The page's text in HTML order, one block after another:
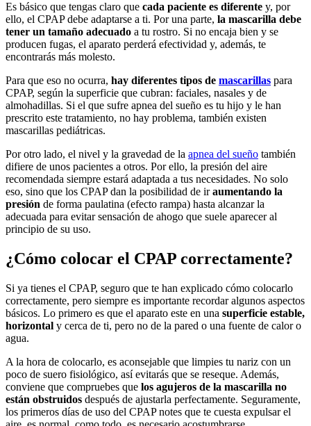
Es básico que tengas claro que cada paciente es diferente y, por
ello, el CPAP debe adaptarse a ti. Por una parte, la mascarilla debe
tener un tamaño adecuado a tu rostro. Si no encaja bien y se
producen fugas, el aparato perderá efectividad y, además, te
encontrarás más molesto.
Para que eso no ocurra, hay diferentes tipos de mascarillas para
CPAP, según la superficie que cubran: faciales, nasales y de
almohadillas. Si el que sufre apnea del sueño es tu hijo y le han
prescrito este tratamiento, no hay problema, también existen
mascarillas pediátricas.
Por otro lado, el nivel y la gravedad de la apnea del sueño también
difiere de unos pacientes a otros. Por ello, la presión del aire
recomendada siempre estará adaptada a tus necesidades. No solo
eso, sino que los CPAP dan la posibilidad de iraumentando la
presión de forma paulatina (efecto rampa) hasta alcanzar la
adecuada para evitar sensación de ahogo que suele aparecer al
principio de su uso.
¿Cómo colocar el CPAP correctamente?
Si ya tienes el CPAP, seguro que te han explicado cómo colocarlo
correctamente, pero siempre es importante recordar algunos aspectos
básicos. Lo primero es que el aparato este en una superficie estable,
horizontal y cerca de ti, pero no de la pared o una fuente de calor o
agua.
A la hora de colocarlo, es aconsejable que limpies tu nariz con un
poco de suero fisiológico, así evitarás que se reseque. Además,
conviene que compruebes que los agujeros de la mascarilla no
están obstruidos después de ajustarla perfectamente. Seguramente,
los primeros días de uso del CPAP notes que te cuesta expulsar el